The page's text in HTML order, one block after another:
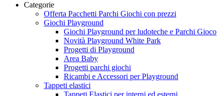
Categorie
Offerta Pacchetti Parchi Giochi con prezzi
Giochi Playground
Giochi Playground per ludoteche e Parchi Gioco
Novità Playground White Park
Progetti di Playground
Area Baby
Progetti parchi giochi
Ricambi e Accessori per Playground
Tappeti elastici
Tappeti Elastici per interni ed esterni